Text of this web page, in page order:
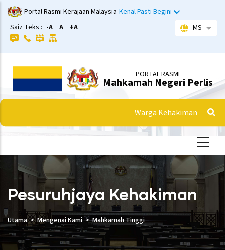
Langkau
ke
kandungan
utama
Portal Rasmi Kerajaan Malaysia Kenal Pasti Begini
Saiz Teks : -A A +A MS
PORTAL RASMI
Mahkamah Negeri Perlis
Warga Kehakiman
Pesuruhjaya Kehakiman
Utama Mengenai Kami Mahkamah Tinggi